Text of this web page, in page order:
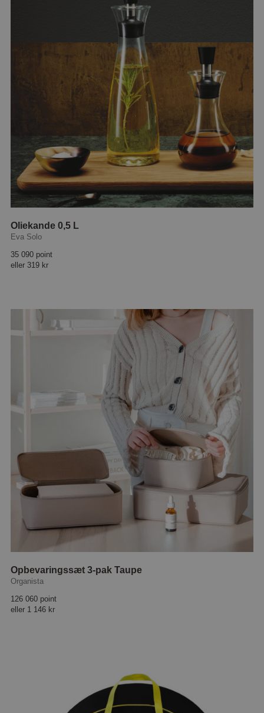
Oliekande 0,5 L
Eva Solo
35 090 point
eller 319 kr
Opbevaringssæt 3-pak Taupe
Organista
126 060 point
eller 1 146 kr